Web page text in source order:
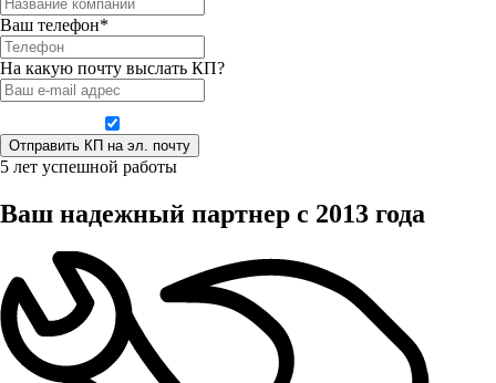
Ваш телефон*
На какую почту выслать КП?
5 лет успешной работы
Ваш надежный партнер с 2013 года